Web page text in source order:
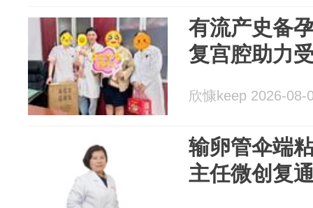
有流产史备
复宫腔助力
欣慷keep 2026-08-
输卵管伞端
主任微创复